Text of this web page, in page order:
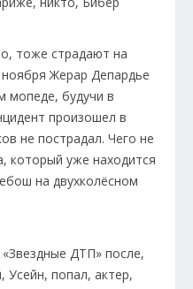
тоже страдают на
Жерар Депардье
мопеде, будучи в
произошел в
не пострадал. Чего не
который уже находится
на двухколёсном